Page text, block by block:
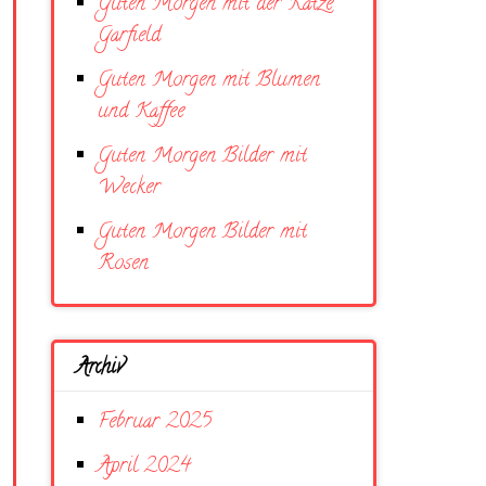
Garfield
Guten Morgen mit Blumen
und Kaffee
Guten Morgen Bilder mit
Wecker
Guten Morgen Bilder mit
Rosen
Archiv
Februar 2025
April 2024